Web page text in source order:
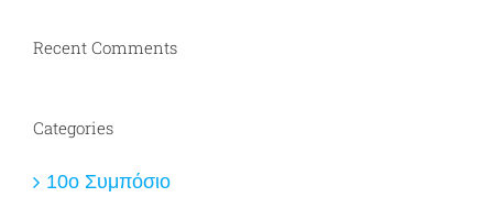
Recent Comments
Categories
10ο Συμπόσιο